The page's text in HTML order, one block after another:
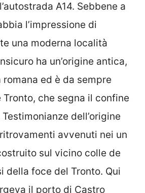
A14. Sebbene a
l’impressione di
una moderna località
ha un’origine antica,
romana ed è da sempre
che segna il confine
dell’origine
avvenuti nei un
sul vicino colle de
della foce del Tronto. Qui
il porto di Castro